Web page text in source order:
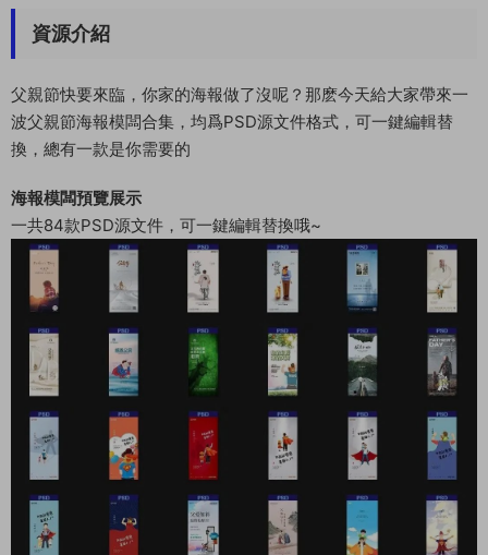
資源介紹
父親節快要來臨，你家的海報做了沒呢？那麽今天給大家帶來一
波父親節海報模闆合集，均爲PSD源文件格式，可一鍵編輯替
換，總有一款是你需要的
海報模闆預覽展示
一共84款PSD源文件，可一鍵編輯替換哦~